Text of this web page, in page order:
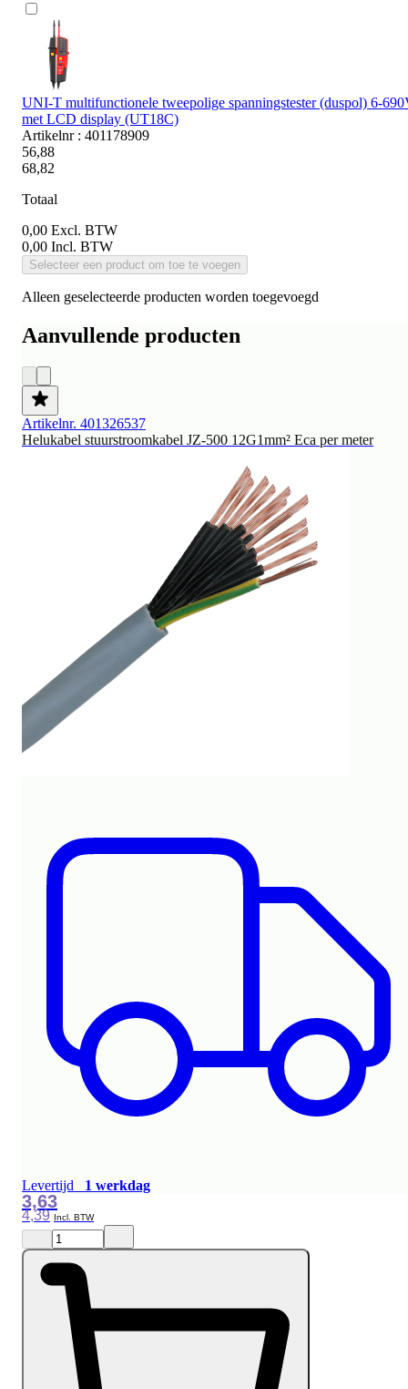
UNI-T multifunctionele tweepolige spanningstester (duspol) 6-
met LCD display (UT18C)
Artikelnr : 401178909
56,88
68,82
Totaal
0,00 Excl. BTW
0,00 Incl. BTW
Selecteer een product om toe te voegen
Alleen geselecteerde producten worden toegevoegd
Aanvullende producten
Artikelnr. 401326537
Helukabel stuurstroomkabel JZ-500 12G1mm² Eca per meter
Levertijd 1 werkdag
4,39
3,63